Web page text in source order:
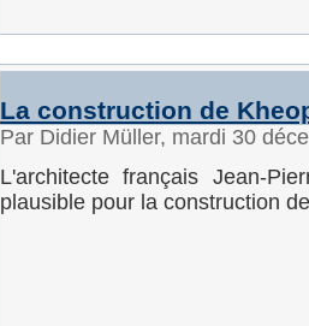
La construction de
Par Didier Müller, mardi 30
L'architecte français Jean-
plausible pour la construction